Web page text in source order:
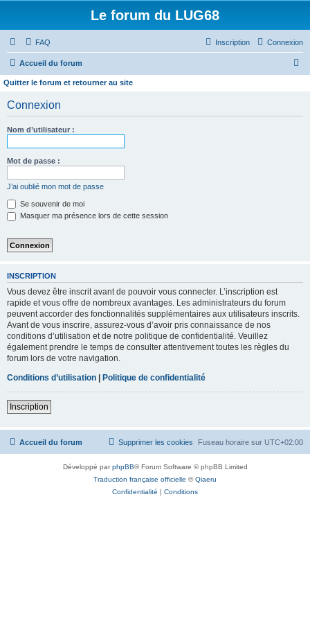
Le forum du LUG68
FAQ Connexion
Inscription
Accueil du forum
Quitter le forum et retourner au site
Connexion
Nom d’utilisateur :
Mot de passe :
J’ai oublié mon mot de passe
Se souvenir de moi
Masquer ma présence lors de cette session
INSCRIPTION
Vous devez être inscrit avant de pouvoir vous connecter. L’inscription est
rapide et vous offre de nombreux avantages. Les administrateurs du forum
peuvent accorder des fonctionnalités supplémentaires aux utilisateurs inscrits.
Avant de vous inscrire, assurez-vous d’avoir pris connaissance de nos
conditions d’utilisation et de notre politique de confidentialité. Veuillez
également prendre le temps de consulter attentivement toutes les règles du
forum lors de votre navigation.
Conditions d’utilisation
Politique de confidentialité
Inscription
Accueil du forum Fuseau horaire sur UTC+02:00
Supprimer les cookies
Développé parphpBB® Forum Software © phpBB Limited
Traduction française officielle ©Qiaeru
Confidentialité | Conditions